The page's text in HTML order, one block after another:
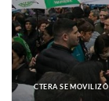
CTERA SE